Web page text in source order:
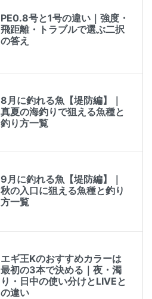
PE0.8号と1号の違い｜強度・
飛距離・トラブルで選ぶ二択
の答え
8月に釣れる魚【堤防編】｜
真夏の海釣りで狙える魚種と
釣り方一覧
9月に釣れる魚【堤防編】｜
秋の入口に狙える魚種と釣り
方一覧
エギ王Kのおすすめカラーは
最初の3本で決める｜夜・濁
り・日中の使い分けとLIVEと
の違い